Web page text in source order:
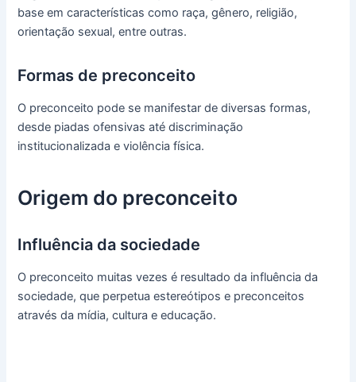
base em características como raça, gênero, religião,
orientação sexual, entre outras.
Formas de preconceito
O preconceito pode se manifestar de diversas formas,
desde piadas ofensivas até discriminação
institucionalizada e violência física.
Origem do preconceito
Influência da sociedade
O preconceito muitas vezes é resultado da influência da
sociedade, que perpetua estereótipos e preconceitos
através da mídia, cultura e educação.